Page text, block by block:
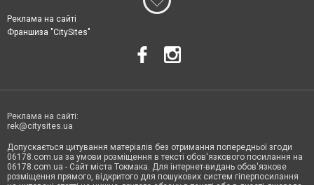
Реклама на сайті
Франшиза "CitySites"
Реклама на сайті:
rek@citysites.ua
Допускається цитування матеріалів без отримання попередньої згоди
06178.com.ua за умови розміщення в тексті обов'язкового посилання на
06178.com.ua - Сайт міста Токмака. Для інтернет-видань обов'язкове
розміщення прямого, відкритого для пошукових систем гіперпосилання